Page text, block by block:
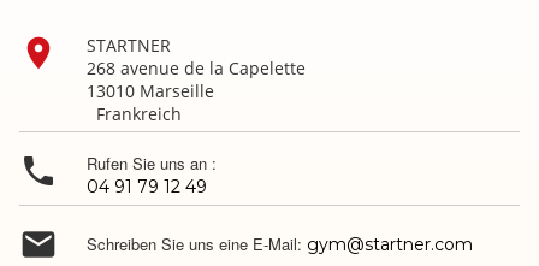

STARTNER
268 avenue de la Capelette
13010 Marseille
Frankreich
 Rufen Sie uns an :
04 91 79 12 49
 Schreiben Sie uns eine E-Mail: gym@startner.com